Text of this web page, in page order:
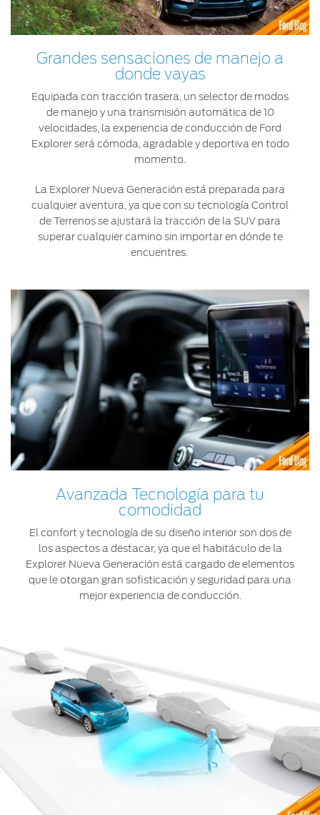
Grandes sensaciones de manejo a
donde vayas
Equipada con tracción trasera, un selector de modos
de manejo y una transmisión automática de 10
velocidades, la experiencia de conducción de Ford
Explorer será cómoda, agradable y deportiva en todo
momento.
La Explorer Nueva Generación está preparada para
cualquier aventura, ya que con su tecnología Control
de Terrenos se ajustará la tracción de la SUV para
superar cualquier camino sin importar en dónde te
encuentres.
Avanzada Tecnología para tu
comodidad
El confort y tecnología de su diseño interior son dos de
los aspectos a destacar, ya que el habitáculo de la
Explorer Nueva Generación está cargado de elementos
que le otorgan gran sofisticación y seguridad para una
mejor experiencia de conducción.